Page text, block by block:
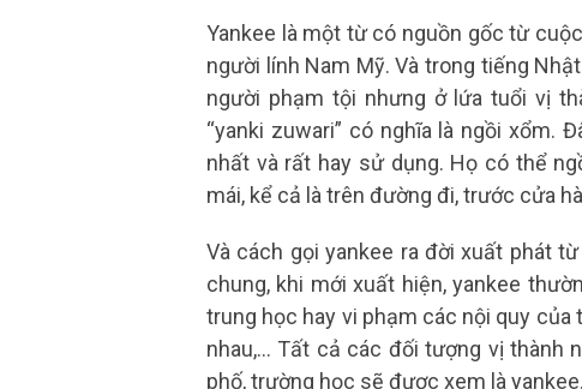
Yankee là một từ có nguồn gốc từ
người lính Nam Mỹ. Và trong tiếng
người phạm tội nhưng ở lứa tuổi vị
“yanki zuwari” có nghĩa là ngồi xổm.
nhất và rất hay sử dụng. Họ có thể
mái, kể cả là trên đường đi, trước cửa
Và cách gọi yankee ra đời xuất phát
chung, khi mới xuất hiện, yankee
trung học hay vi phạm các nội quy của
nhau,… Tất cả các đối tượng vị thành
phố, trường học sẽ được xem là yankee.